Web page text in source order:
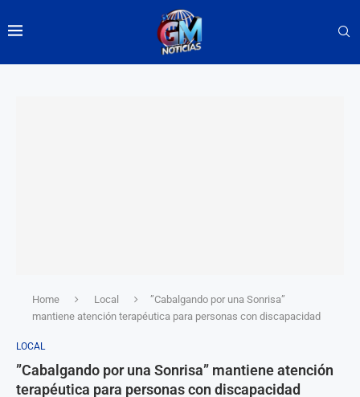
Home Local
”Cabalgando por una Sonrisa”
mantiene atención terapéutica para personas con discapacidad
LOCAL
”Cabalgando por una Sonrisa” mantiene atención
terapéutica para personas con discapacidad